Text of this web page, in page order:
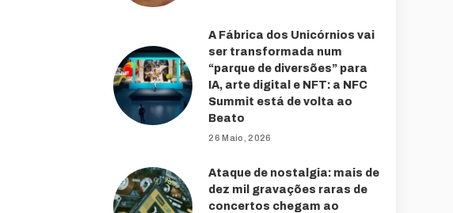
A Fábrica dos Unicórnios vai
ser transformada num
“parque de diversões” para
IA, arte digital e NFT: a NFC
Summit está de volta ao
Beato
26 Maio, 2026
Ataque de nostalgia: mais de
dez mil gravações raras de
concertos chegam ao